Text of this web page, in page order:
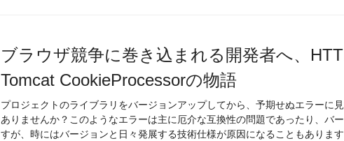
ブラウザ競争に巻き込まれる開発者へ、
Tomcat CookieProcessorの物語
プロジェクトのライブラリをバージョンアップしてから、予期せぬエラーに
ありませんか？このようなエラーは主に厄介な互換性の問題であったり、バ
すが、時にはバージョンと日々発展する技術仕様が原因になることもありま